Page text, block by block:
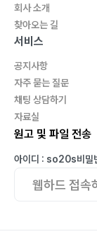
회사 소개
찾아오는 길
서비스
공지사항
자주 묻는 질문
채팅 상담하기
자료실
원고 및 파일 전송
아이디 : so20s비
웹하드 접속